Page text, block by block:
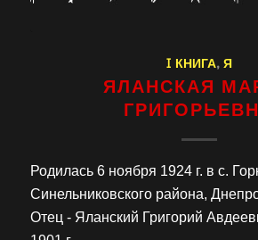
I КНИГА,Я
ЯЛАНСКАЯ
Родилась 6 ноября 1924 г. в с.
Синельниковского района,
Отец - Яланский Григорий